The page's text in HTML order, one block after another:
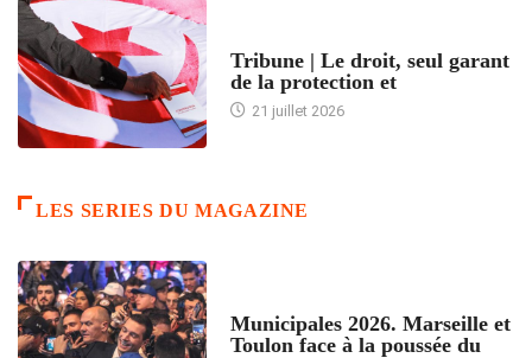
Tribune | Le droit, seul garant
de la protection et
21 juillet 2026
LES SERIES DU MAGAZINE
Municipales 2026. Marseille et
Toulon face à la poussée du